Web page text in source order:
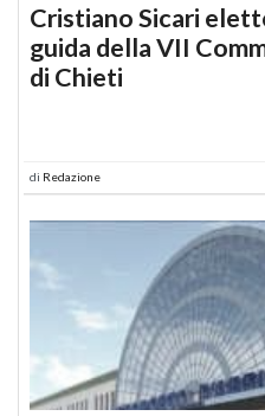
Cristiano Sicari
guida della VII
di Chieti
di Redazione